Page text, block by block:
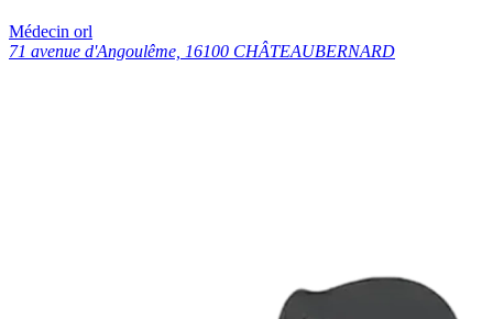
Médecin orl
71 avenue d'Angoulême, 16100 CHÂTEAUBERNARD